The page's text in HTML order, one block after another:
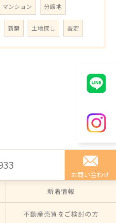
マンション 分譲地
新築 土地探し 査定
お問い合わせ
新着情報
不動産売買をご検討の方